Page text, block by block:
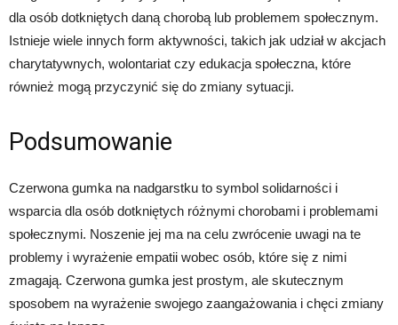
dla osób dotkniętych daną chorobą lub problemem społecznym.
Istnieje wiele innych form aktywności, takich jak udział w akcjach
charytatywnych, wolontariat czy edukacja społeczna, które
również mogą przyczynić się do zmiany sytuacji.
Podsumowanie
Czerwona gumka na nadgarstku to symbol solidarności i
wsparcia dla osób dotkniętych różnymi chorobami i problemami
społecznymi. Noszenie jej ma na celu zwrócenie uwagi na te
problemy i wyrażenie empatii wobec osób, które się z nimi
zmagają. Czerwona gumka jest prostym, ale skutecznym
sposobem na wyrażenie swojego zaangażowania i chęci zmiany